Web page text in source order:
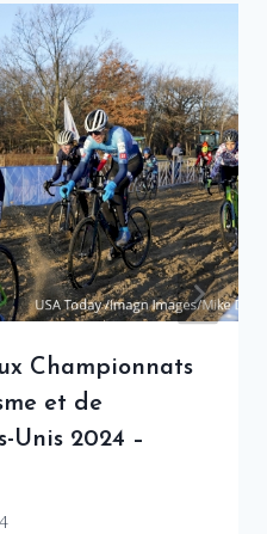
Championnats
et de
Unis 2024 –